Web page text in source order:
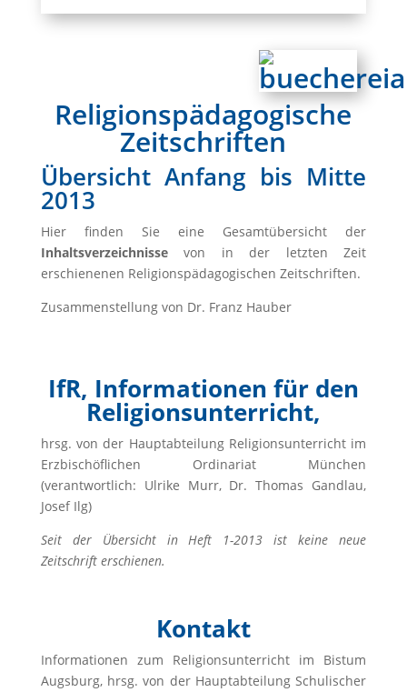
Religionspädagogische
Zeitschriften
Übersicht Anfang bis Mitte
2013
Hier finden Sie eine Gesamtübersicht der
Inhaltsverzeichnissevon in der letzten Zeit
erschienenen Religionspädagogischen Zeitschriften.
Zusammenstellung von Dr. Franz Hauber
IfR, Informationen für den
Religionsunterricht,
hrsg. von der Hauptabteilung Religionsunterricht im
Erzbischöflichen Ordinariat München
(verantwortlich: Ulrike Murr, Dr. Thomas Gandlau,
Josef Ilg)
Seit der Übersicht in Heft 1-2013 ist keine neue
Zeitschrift erschienen.
Kontakt
Informationen zum Religionsunterricht im Bistum
Augsburg, hrsg. von der Hauptabteilung Schulischer